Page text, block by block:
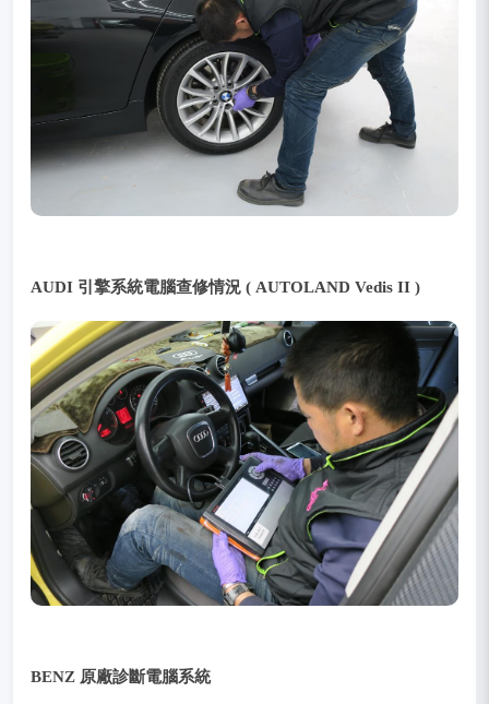
AUDI 引擎系統電腦查修情況 ( AUTOLAND Vedis II )
BENZ 原廠診斷電腦系統